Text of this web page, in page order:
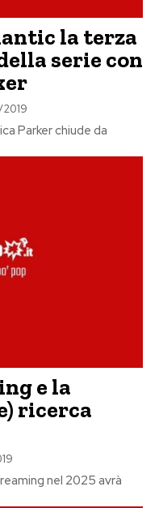
la terza
serie con
2019
Parker chiude da
e la
ricerca
nel 2025 avrà